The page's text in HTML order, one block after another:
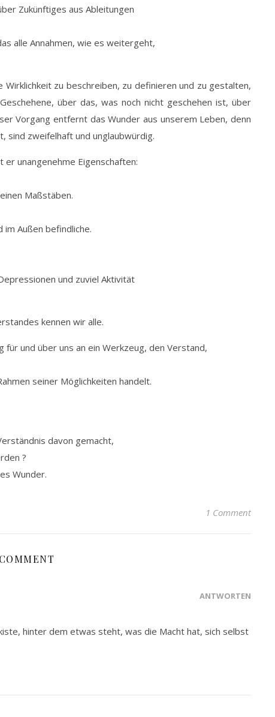
Zukünftiges aus Ableitungen
alle Annahmen, wie es weitergeht,
zu beschreiben, zu definieren und zu gestalten,
über das, was noch nicht geschehen ist, über
Vorgang entfernt das Wunder aus unserem Leben, denn
sind zweifelhaft und unglaubwürdig.
unangenehme Eigenschaften:
Maßstäben.
Außen befindliche.
und zuviel Aktivität
kennen wir alle.
und über uns an ein Werkzeug, den Verstand,
seiner Möglichkeiten handelt.
davon gemacht,
?
Wunder.
1 Comment
ANTWORTEN
hinter dem etwas steht, was die Macht hat, sich selbst